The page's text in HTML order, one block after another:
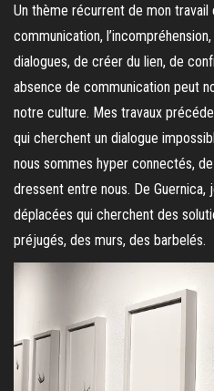
Un thème récurrent de mon travail
communication,
dialogues, de créer du lien, de
absence de communication peut
notre culture. Mes travaux
qui cherchent un dialogue
nous sommes hyper connectés,
dressent entre nous. De Guernica,
déplacées qui cherchent des
préjugés, des murs, des barbelés.